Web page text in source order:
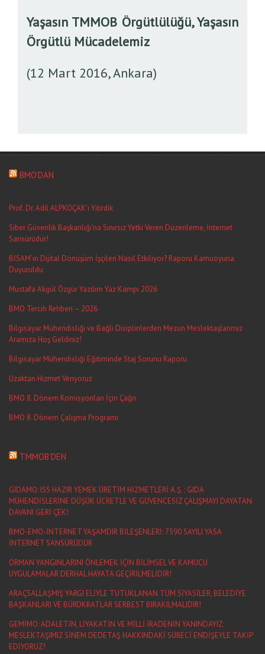
Yaşasın TMMOB Örgütlülüğü, Yaşasın
Örgütlü Mücadelemiz
(12 Mart 2016, Ankara)
BMO’DAN
Prof. Dr. Adil ALPKOÇAK’ı Yitirdik
Siber Güvenlik Başkanlığı’na Sınırsız Yetki Veren Düzenleme, İnternet
Sansürüdür!
BİSAM’ın Dijital Dönüşüm İşçileri Nasıl Etkiliyor? Raporu Kamuoyuna
Duyuruldu
Mustafa Akgül Özgür Yazılım Yaz Kampı 2026
BMO Tercih Rehberi – 2026
Bilgisayar Mühendisliği ve Bağlı Disiplinlerden Mezun Meslektaşlarımız
Aramıza Hoş Geldiniz!
Bilgisayar Mühendisliği Eğitiminde Staj Sorunu Raporu
Uzaktan Hizmet Veriyoruz
BMO 8. Dönem Komisyonları İçin Çağrı
BMO 8. Dönem Çalışma Programı
TMMOB’DEN
GIDAMO: ISS HAZIR YEMEK ÜRETİM HİZMETLERİ A.Ş. ; GIDA
MÜHENDİSLERİNE DÜŞÜK ÜCRETLE VE GÜVENCESİZ ÇALIŞMAYI DAYATAN
DAVANI GERİ ÇEK!
BMO-EMO-İNTERNET YAŞAMDIR BİLEŞENLERİ: 7590 SAYILI YASA
İNTERNET SANSÜRÜDÜR
ORMAN YANGINLARINI ÖNLEMEK İÇİN BİLİMSEL VE KAMUCU
UYGULAMALAR DERHAL HAYATA GEÇİRİLMELİDİR!
ARAÇSALLAŞMIŞ YARGI ELİYLE TUTUKLANAN TÜM SİYASİLER, BELEDİYE
BAŞKANLARI VE BÜROKRATLAR SERBEST BIRAKILMALIDIR!
GEMİMO: ADALETİN, LİYAKATİN VE MİLLİ İRADENİN YANINDAYIZ:
MESLEKTAŞIMIZ SİNEM DEDETAŞ HAKKINDAKİ SÜRECİ ENDİŞEYLE TAKİP
EDİYORUZ!